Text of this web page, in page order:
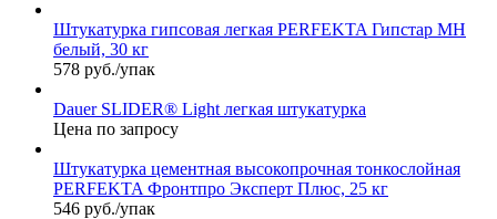
Штукатурка гипсовая легкая PERFEKTA Гипстар МН
белый, 30 кг
578 руб./упак
Dauer SLIDER® Light легкая штукатурка
Цена по запросу
Штукатурка цементная высокопрочная тонкослойная
PERFEKTA Фронтпро Эксперт Плюс, 25 кг
546 руб./упак